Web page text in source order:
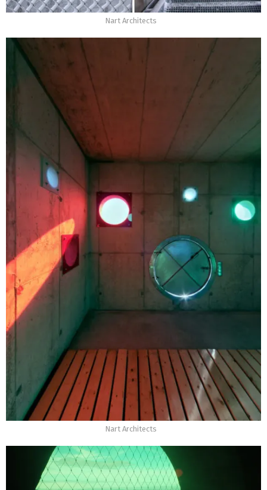
Nart Architects
Nart Architects